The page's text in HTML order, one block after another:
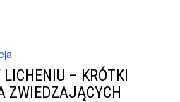
– KRÓTKI
ZWIEDZAJĄCYCH